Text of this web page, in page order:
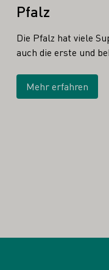
Pfalz
Die Pfalz hat viele
auch die erste und
Mehr erfahren